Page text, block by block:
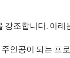
조합니다. 아래
인공이 되는 프